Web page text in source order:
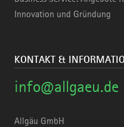
Innovation und Gründung
KONTAKT &
info@allgaeu.de
Allgäu GmbH